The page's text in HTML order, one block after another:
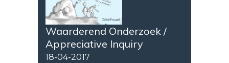
Waarderend Onderzoek /
Appreciative Inquiry
18-04-2017